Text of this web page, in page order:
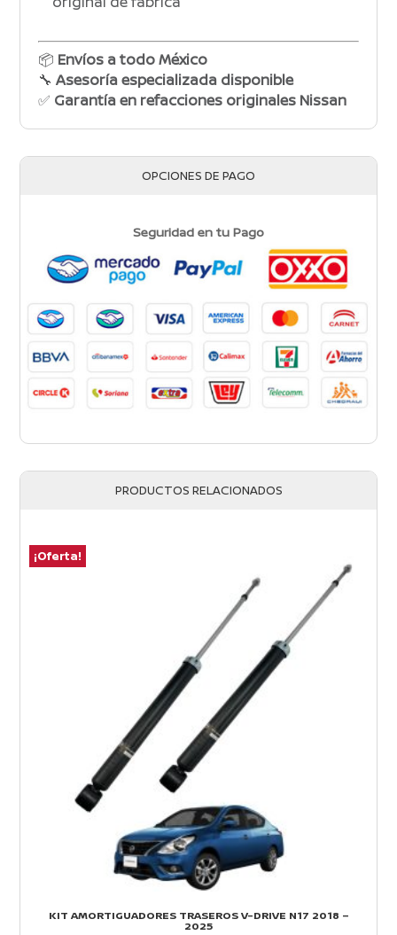
📦 Envíos a todo México
🔧Asesoría especializada disponible
✅ Garantía en refacciones originales Nissan
OPCIONES DE PAGO
Seguridad en tu Pago
PRODUCTOS RELACIONADOS
¡Oferta!
KIT AMORTIGUADORES TRASEROS V-DRIVE N17 2018 –
2025